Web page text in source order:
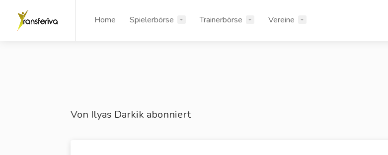
Home Spielerbörse Trainerbörse Vereine
Von Ilyas Darkik abonniert